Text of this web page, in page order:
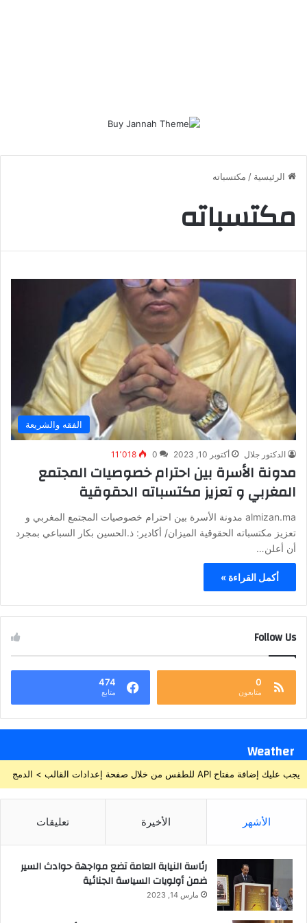
الرئيسية / مكتسباته
مكتسباته
الفقه والشريعة
الدكتور جلال أكتوبر 10, 2023 0 11٬018
مدونة الأسرة بين احترام خصوصيات المجتمع
المغربي و تعزيز مكتسباته الحقوقية
almizan.ma مدونة الأسرة بين احترام خصوصيات المجتمع المغربي و
تعزيز مكتسباته الحقوقية الميزان/ أكادير: ذ.الحسين بكار السباعي بمجرد
أن أعلن…
أكمل القراءة »
Follow Us
0
متابعون
474
متابع
Weather
يجب عليك إضافة مفتاح API للطقس من خلال صفحة إعدادات القالب > الدمج
الأشهر الأخيرة تعليقات
رئاسة النيابة العامة تضع مواجهة حوادث السير
ضمن أولويات السياسة الجنائية
مارس 14, 2023